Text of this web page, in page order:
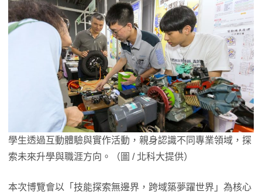
學生透過互動體驗與實作活動，親身認識不同專業領域，探
索未來升學與職涯方向。（圖 / 北科大提供）
本次博覽會以「技能探索無邊界，跨域築夢躍世界」為核心